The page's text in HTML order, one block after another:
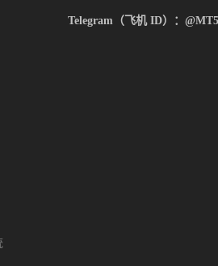
Telegram（飞机 ID）：